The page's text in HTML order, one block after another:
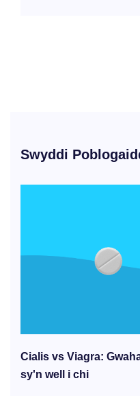
Swyddi
Cialis vs Viagra:
sy'n well i chi